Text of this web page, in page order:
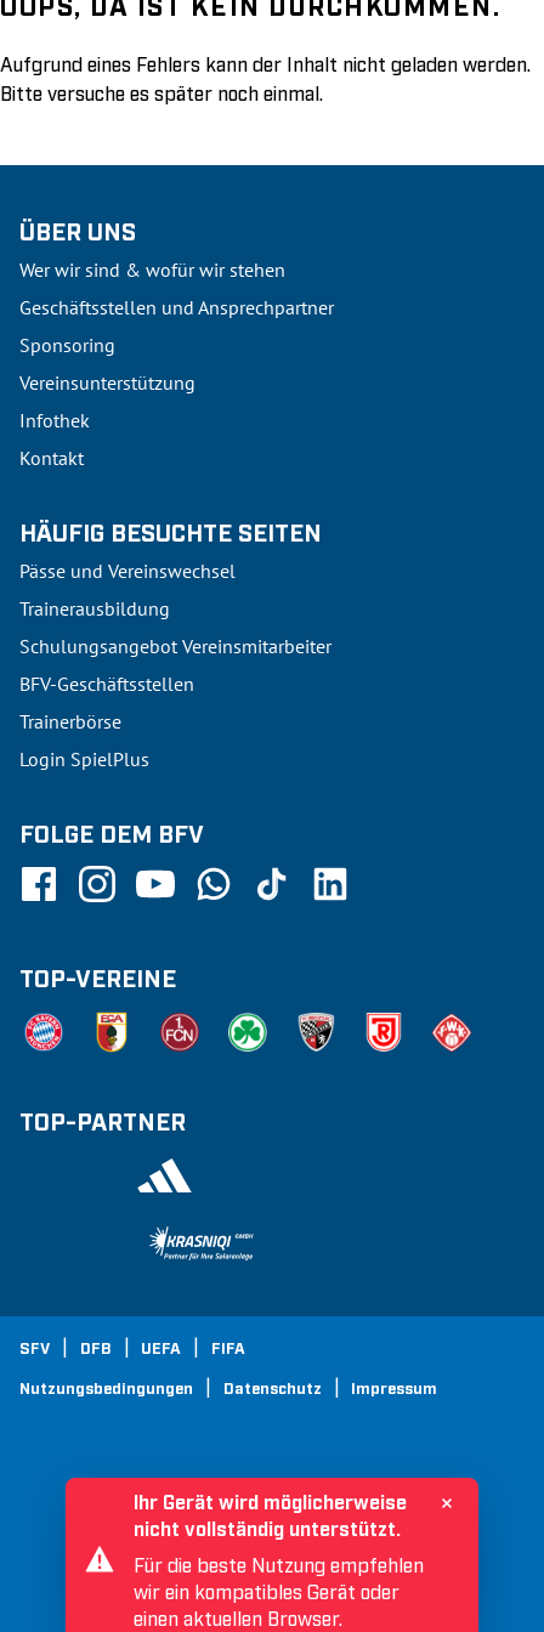
Aufgrund eines Fehlers kann der Inhalt nicht geladen werden.
Bitte versuche es später noch einmal.
ÜBER UNS
Wer wir sind & wofür wir stehen
Geschäftsstellen und Ansprechpartner
Sponsoring
Vereinsunterstützung
Infothek
Kontakt
HÄUFIG BESUCHTE SEITEN
Pässe und Vereinswechsel
Trainerausbildung
Schulungsangebot Vereinsmitarbeiter
BFV-Geschäftsstellen
Trainerbörse
Login SpielPlus
FOLGE DEM BFV
TOP-VEREINE
TOP-PARTNER
SFV DFB UEFA FIFA
Nutzungsbedingungen Datenschutz Impressum
Ihr Gerät wird möglicherweise
nicht vollständig unterstützt.
Für die beste Nutzung empfehlen
wir ein kompatibles Gerät oder
einen aktuellen Browser.